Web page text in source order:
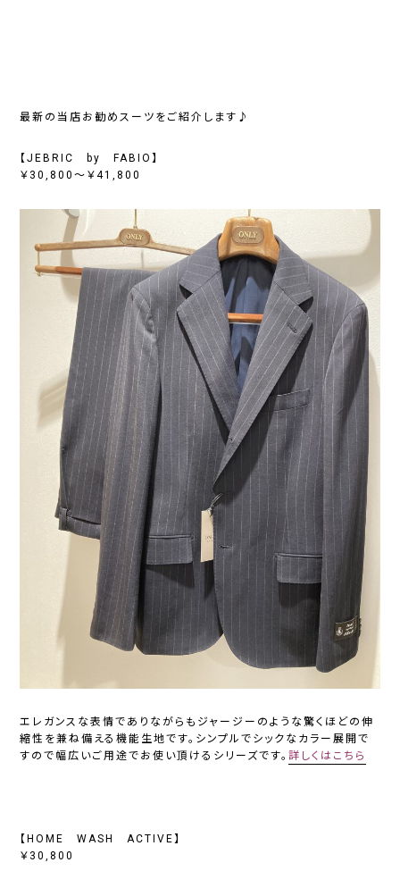
最新の当店お勧めスーツをご紹介します♪
【JEBRIC by FABIO】
￥30,800～￥41,800
エレガンスな表情でありながらもジャージーのような驚くほどの伸
縮性を兼ね備える機能生地です。シンプルでシックなカラー展開で
すので幅広いご用途でお使い頂けるシリーズです。詳しくはこちら
【HOME WASH ACTIVE】
￥30,800